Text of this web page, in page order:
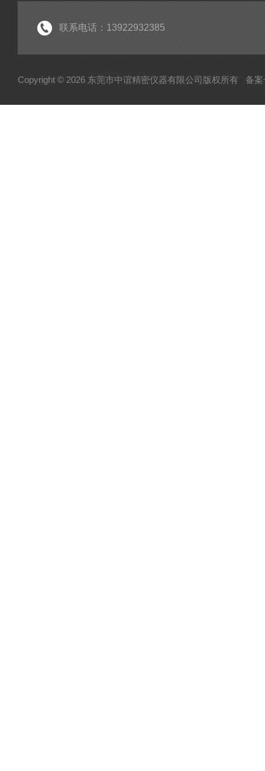
联系电话：13922932385
Copyright © 2026 东莞市中谊精密仪器有限公司版权所有 备案